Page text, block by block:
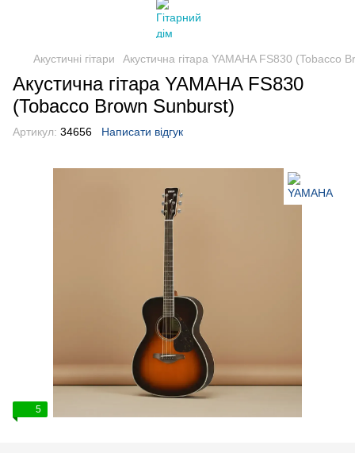
Акустичні гітари Акустична гітара YAMAHA FS830 (Tobacco
Акустична гітара YAMAHA FS830
(Tobacco Brown Sunburst)
Артикул: 34656 Написати відгук
5